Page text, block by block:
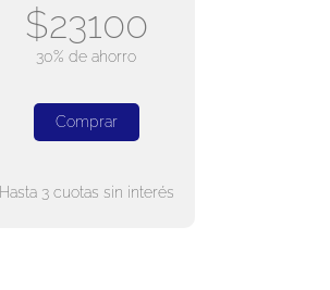
$23100
30% de ahorro
Comprar
Hasta 3 cuotas sin interés